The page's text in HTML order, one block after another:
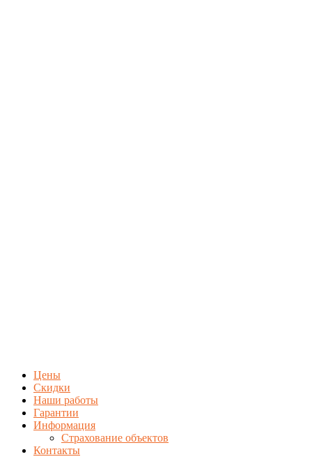
Цены
Скидки
Наши работы
Гарантии
Информация
Страхование объектов
Контакты